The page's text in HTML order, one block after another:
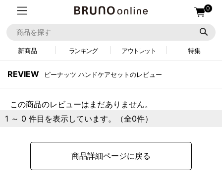
0
新商品 ランキング アウトレット 特集
REVIEW ピーナッツ ハンドケアセットのレビュー
この商品のレビューはまだありません。
1 ～ 0 件目を表示しています。（全0件）
商品詳細ページに戻る